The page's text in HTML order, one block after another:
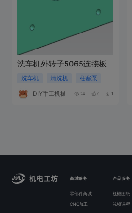
洗车机外转子5065连接板
洗车机 清洗机 柱塞泵
DIY手工机械 24 0 1
商城服务 产品服务
零部件商城 机械图纸
CNC加工 视频课程